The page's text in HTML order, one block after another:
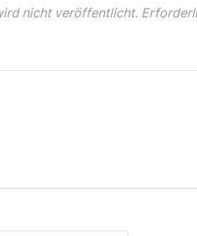
nicht veröffentlicht.